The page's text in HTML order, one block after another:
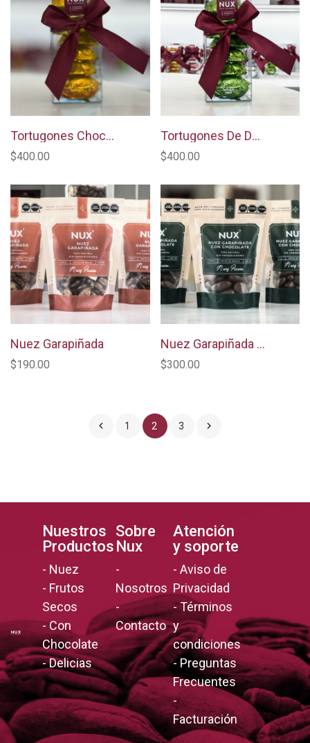
Tortugones Chocolate De Leche
$400.00
Tortugones De Dátil
$400.00
Nuez Garapiñada
$190.00
Nuez Garapiñada Cubierta De Chocolate De Leche
$300.00
 1 2 3 
Nuestros
Productos
- Nuez
- Frutos
Secos
-Con
Chocolate
-Delicias
Sobre
Nux
-
Nosotros
-
Contacto
Atención
y soporte
- Aviso de
Privacidad
-Términos
y
condiciones
- Preguntas
Frecuentes
-
Facturación